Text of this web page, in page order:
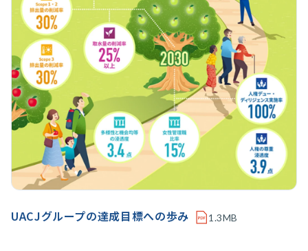
UACJグループの達成目標への歩み 1.3MB